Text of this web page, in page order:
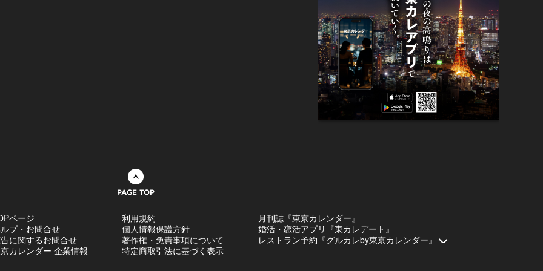
ページ
プ・お問合せ
に関するお問合せ
カレンダー 企業情報
利用規約
個人情報保護方針
著作権・免責事項について
特定商取引法に基づく表示
月刊誌『東京カレンダー』
婚活・恋活アプリ『東カレデート』
レストラン予約『グルカレby東京カレンダー』